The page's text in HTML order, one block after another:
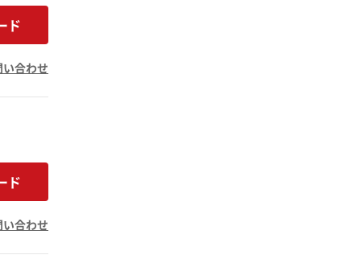
ド
合わせ
ド
合わせ